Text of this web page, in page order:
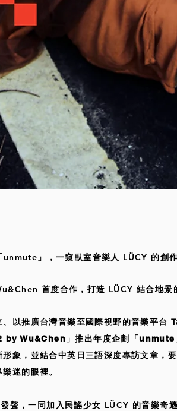
」，一窺臥室音樂人 LÜCY 的創
首度合作，打造 LÜCY 結合地景
以推廣台灣音樂至國際視野的音樂平台
by Wu&Chen」推出年度企劃「unmute
象，並結合中英日三語深度專訪文章，
迷的眼裡。
聲，一同加入民謠少女 LÜCY 的音樂奇